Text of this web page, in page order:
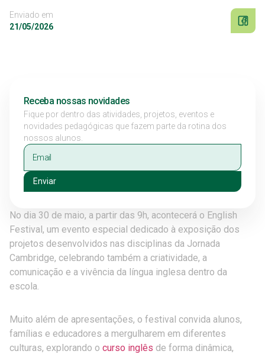
Enviado em
21/05/2026
Receba nossas novidades
Fique por dentro das atividades, projetos, eventos e
novidades pedagógicas que fazem parte da rotina dos
nossos alunos.
Enviar
No dia 30 de maio, a partir das 9h, acontecerá o English
Festival, um evento especial dedicado à exposição dos
projetos desenvolvidos nas disciplinas da Jornada
Cambridge, celebrando também a criatividade, a
comunicação e a vivência da língua inglesa dentro da
escola.
Muito além de apresentações, o festival convida alunos,
famílias e educadores a mergulharem em diferentes
culturas, explorando o curso inglês de forma dinâmica,